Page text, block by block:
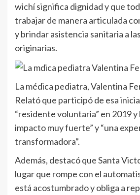
wichí significa dignidad y que
trabajar de manera articulada
y brindar asistencia sanitaria a
originarias.
La médica pediatra, Valentina
Relató que participó de esa
“residente voluntaria” en 2019
impacto muy fuerte” y “una
transformadora”.
Además, destacó que Santa
lugar que rompe con el
está acostumbrado y obliga a